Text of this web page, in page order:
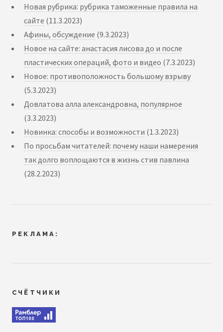
Новая рубрика: рубрика таможенные правила на
сайте (11.3.2023)
Афины, обсуждение (9.3.2023)
Новое на сайте: анастасия лисова до и после
пластических операций, фото и видео (7.3.2023)
Новое: противоположность большому взрыву
(5.3.2023)
Довлатова алла александровна, популярное
(3.3.2023)
Новинка: способы и возможности (1.3.2023)
По просьбам читателей: почему наши намерения
так долго воплощаются в жизнь стив павлина
(28.2.2023)
РЕКЛАМА:
СЧЁТЧИКИ